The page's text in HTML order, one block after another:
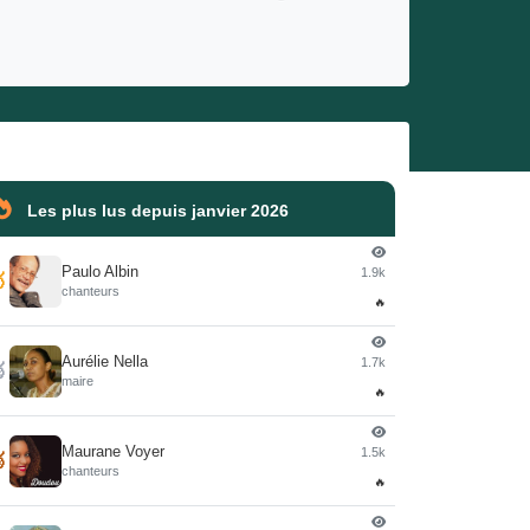
Les plus lus depuis janvier 2026
Paulo Albin
chanteurs
1.9k
🔥
Aurélie Nella
maire
1.7k
🔥
Maurane Voyer
chanteurs
1.5k
🔥